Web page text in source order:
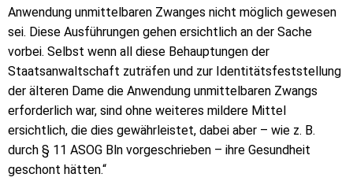
Anwendung unmittelbaren Zwanges nicht möglich gewesen
sei. Diese Ausführungen gehen ersichtlich an der Sache
vorbei. Selbst wenn all diese Behauptungen der
Staatsanwaltschaft zuträfen und zur Identitätsfeststellung
der älteren Dame die Anwendung unmittelbaren Zwangs
erforderlich war, sind ohne weiteres mildere Mittel
ersichtlich, die dies gewährleistet, dabei aber – wie z. B.
durch § 11 ASOG Bln vorgeschrieben – ihre Gesundheit
geschont hätten.“